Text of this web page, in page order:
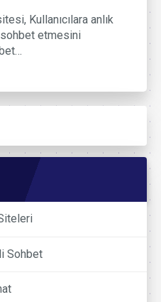
Kullanıcılara anlık
etmesini
Sohbet